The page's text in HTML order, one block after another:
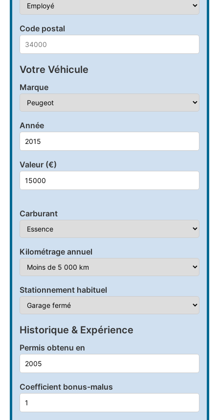
Code postal
Votre Véhicule
Marque
Année
Valeur (€)
Carburant
Kilométrage annuel
Stationnement habituel
Historique & Expérience
Permis obtenu en
Coefficient bonus-malus